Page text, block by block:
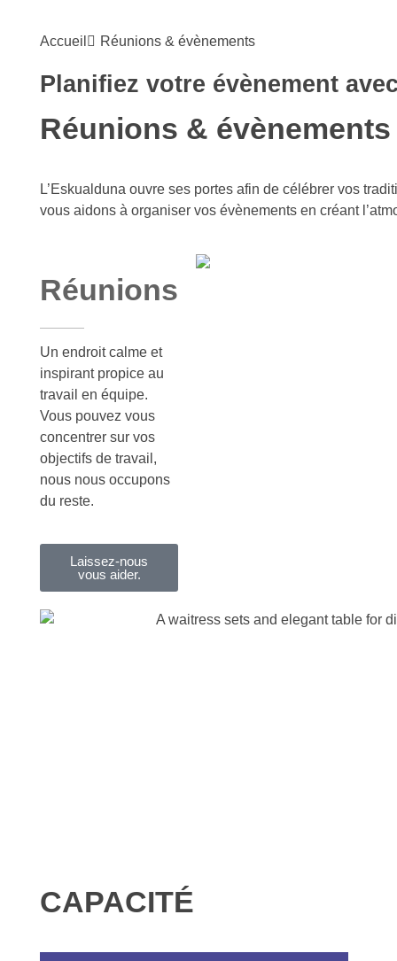
Accueil Réunions & évènements
Planifiez votre évènement
Réunions & évènements
L’Eskualduna ouvre ses portes afin de célébrer vos
vous aidons à organiser vos évènements en créant
Réunions
Un endroit calme et
inspirant propice au
travail en équipe.
Vous pouvez vous
concentrer sur vos
objectifs de travail,
nous nous occupons
du reste.
Laissez-nous
vous aider.
CAPACITÉ